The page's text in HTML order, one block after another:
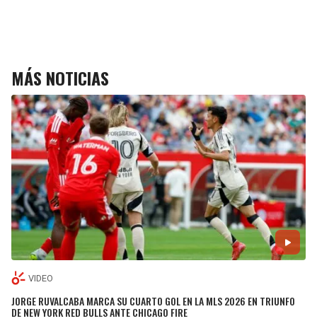
MÁS NOTICIAS
VIDEO
JORGE RUVALCABA MARCA SU CUARTO GOL EN LA MLS 2026 EN TRIUNFO
DE NEW YORK RED BULLS ANTE CHICAGO FIRE